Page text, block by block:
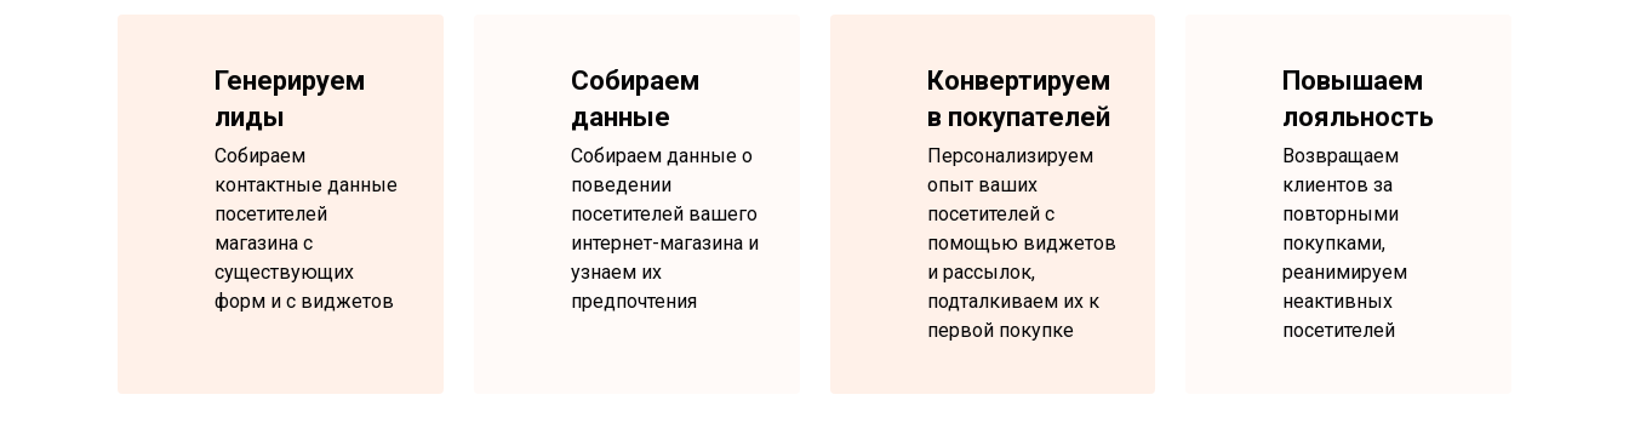
Генерируем
лиды
Cобираем
контактные данные
посетителей
магазина с
существующих
форм и с виджетов
Собираем
данные
Собираем данные о
поведении
посетителей вашего
интернет-магазина и
узнаем их
предпочтения
Конвертируем
в покупателей
Персонализируем
опыт ваших
посетителей с
помощью виджетов
и рассылок,
подталкиваем их к
первой покупке
Повышаем
лояльность
Возвращаем
клиентов за
повторными
покупками,
реанимируем
неактивных
посетителей